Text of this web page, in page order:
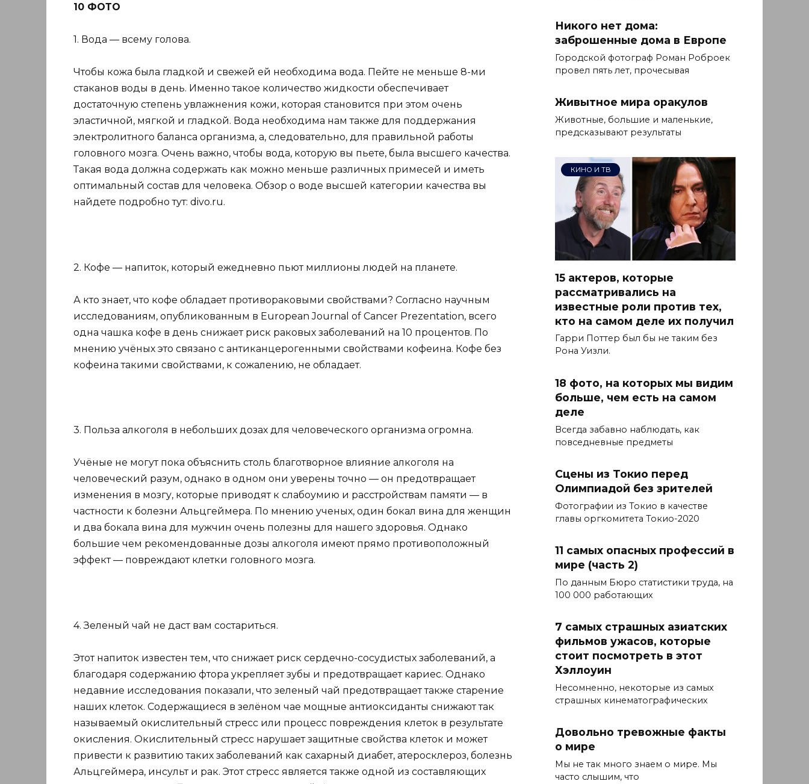
10 ФОТО
1. Вода — всему голова.
Чтобы кожа была гладкой и свежей ей необходима вода. Пейте не меньше 8-ми
стаканов воды в день. Именно такое количество жидкости обеспечивает
достаточную степень увлажнения кожи, которая становится при этом очень
эластичной, мягкой и гладкой. Вода необходима нам также для поддержания
электролитного баланса организма, а, следовательно, для правильной работы
головного мозга. Очень важно, чтобы вода, которую вы пьете, была высшего качества.
Такая вода должна содержать как можно меньше различных примесей и иметь
оптимальный состав для человека. Обзор о воде высшей категории качества вы
найдете подробно тут: divo.ru.
2. Кофе — напиток, который ежедневно пьют миллионы людей на планете.
А кто знает, что кофе обладает противораковыми свойствами? Согласно научным
исследованиям, опубликованным в European Journal of Cancer Prezentation, всего
одна чашка кофе в день снижает риск раковых заболеваний на 10 процентов. По
мнению учёных это связано с антиканцерогенными свойствами кофеина. Кофе без
кофеина такими свойствами, к сожалению, не обладает.
3. Польза алкоголя в небольших дозах для человеческого организма огромна.
Учёные не могут пока объяснить столь благотворное влияние алкоголя на
человеческий разум, однако в одном они уверены точно — он предотвращает
изменения в мозгу, которые приводят к слабоумию и расстройствам памяти — в
частности к болезни Альцгеймера. По мнению ученых, один бокал вина для женщин
и два бокала вина для мужчин очень полезны для нашего здоровья. Однако
большие чем рекомендованные дозы алкоголя имеют прямо противоположный
эффект — повреждают клетки головного мозга.
4. Зеленый чай не даст вам состариться.
Этот напиток известен тем, что снижает риск сердечно-сосудистых заболеваний, а
благодаря содержанию фтора укрепляет зубы и предотвращает кариес. Однако
недавние исследования показали, что зеленый чай предотвращает также старение
наших клеток. Содержащиеся в зелёном чае мощные антиоксиданты снижают так
называемый окислительный стресс или процесс повреждения клеток в результате
окисления. Окислительный стресс нарушает защитные свойства клеток и может
привести к развитию таких заболеваний как сахарный диабет, атеросклероз, болезнь
Альцгеймера, инсульт и рак. Этот стресс является также одной из составляющих
Никого нет дома:
заброшенные дома в Европе
Городской фотограф Роман Роброек
провел пять лет, прочесывая
Живытное мира оракулов
Животные, большие и маленькие,
предсказывают результаты
КИНО И ТВ
15 актеров, которые
рассматривались на
известные роли против тех,
кто на самом деле их получил
Гарри Поттер был бы не таким без
Рона Уизли.
18 фото, на которых мы видим
больше, чем есть на самом
деле
Всегда забавно наблюдать, как
повседневные предметы
Сцены из Токио перед
Олимпиадой без зрителей
Фотографии из Токио в качестве
главы оргкомитета Токио-2020
11 самых опасных профессий в
мире (часть 2)
По данным Бюро статистики труда, на
100 000 работающих
7 самых страшных азиатских
фильмов ужасов, которые
стоит посмотреть в этот
Хэллоуин
Несомненно, некоторые из самых
страшных кинематографических
Довольно тревожные факты
о мире
Мы не так много знаем о мире. Мы
часто слышим, что